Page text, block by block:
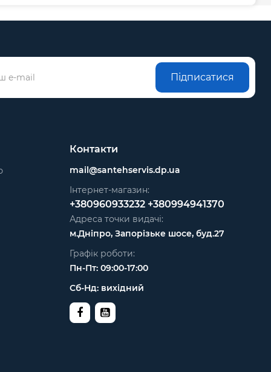
Підписатися
Контакти
mail@santehservis.dp.ua
Інтернет-магазин:
+380960933232 +380994941370
Адреса точки видачі:
м.Дніпро, Запорізьке шосе, буд.27
Графік роботи:
Пн-Пт: 09:00-17:00
Сб-Нд: вихідний